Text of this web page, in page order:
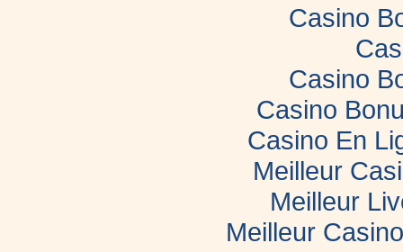
Casino
Casino
Casino
Casino En
Meilleur
Meilleur
Meilleur